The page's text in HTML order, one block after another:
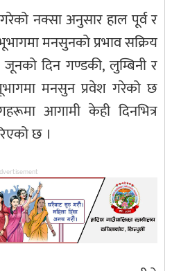
नक्सा अनुसार हाल पूर्व र
मनसुनको प्रभाव सक्रिय
दिन गण्डकी, लुम्बिनी र
मनसुन प्रवेश गरेको छ
आगामी केही दिनभित्र
छ ।